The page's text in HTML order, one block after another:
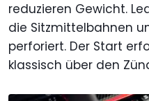
reduzieren Gewicht.
die Sitzmittelbahnen
perforiert. Der Start
klassisch über den